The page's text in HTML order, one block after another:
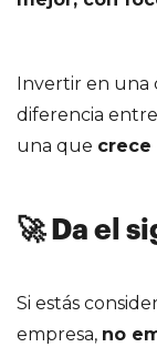
Invertir en
diferencia
una que
🚀 Da el
Si estás
empresa, no